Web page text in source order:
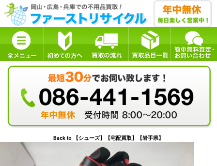
Back to 【シューズ】【宅配買取】【岩手県】